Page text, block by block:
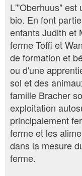
L'"Oberhuus" est
bio. En font
enfants Judith et
ferme Toffi et
de formation et
ou d'une
sol et des
famille Bracher
exploitation
principalement
ferme et les
dans la mesure
ferme.